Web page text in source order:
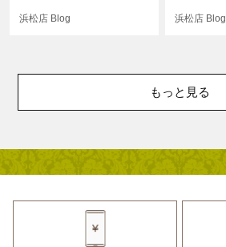
浜松店 Blog 浜松店 Blog
もっと見る